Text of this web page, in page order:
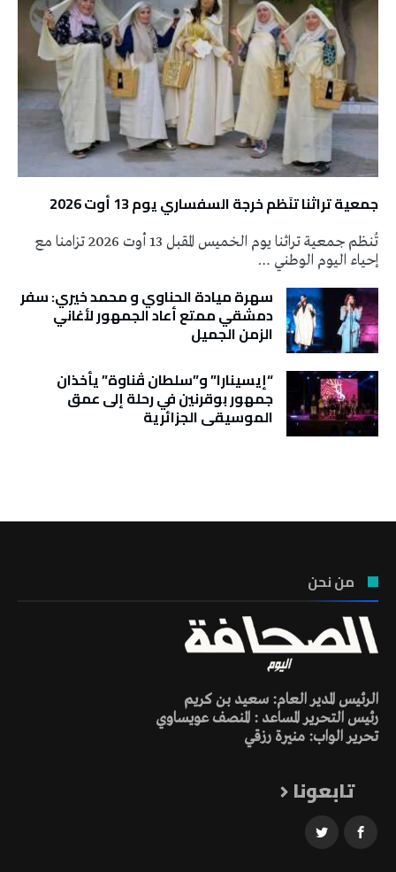
جمعية تراثنا تنَظم خرجة السفساري يوم 13 أوت 2026
تُنظم جمعية تراثنا يوم الخميس المقبل 13 أوت 2026 تزامنا مع
إحياء اليوم الوطني …
سهرة ميادة الحناوي و محمد خيري: سفر
دمشقي ممتع أعاد الجمهور لأغاني
الزمن الجميل
“إيسينارا” و”سلطان ڤناوة” يأخذان
جمهور بوقرنين في رحلة إلى عمق
الموسيقى الجزائرية
من نحن
الرئيس المدير العام: سعيد بن كريم
رئيس التحرير المساعد : المنصف عويساوي
تحرير الواب: منيرة رزقي
تابعونا